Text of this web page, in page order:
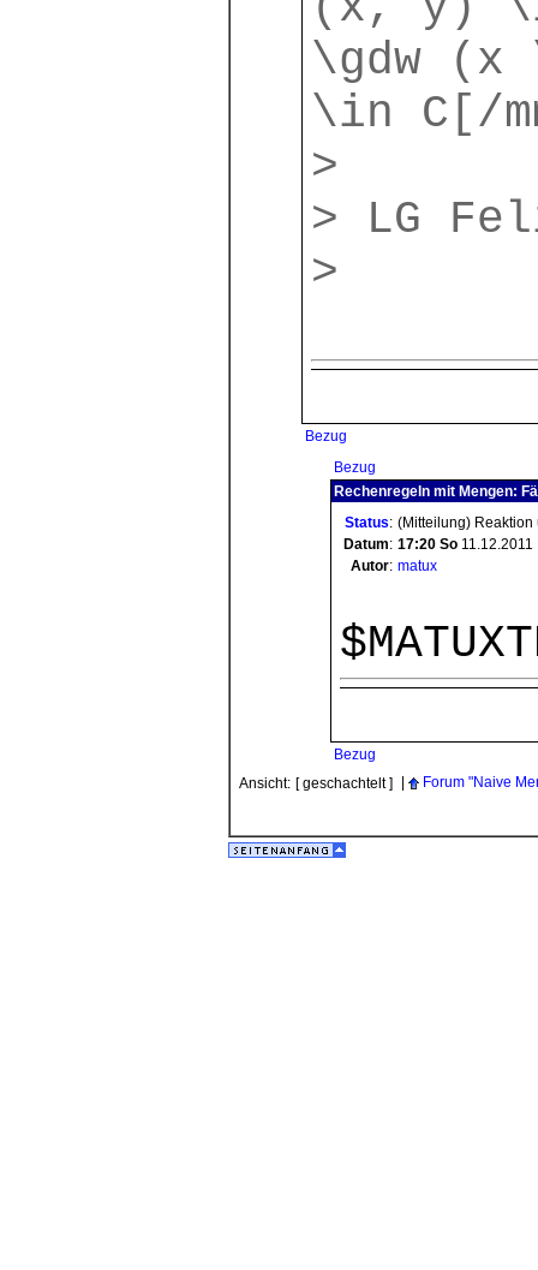
\gdw (x
\in C[/
>
> LG
>
Bezug
Bezug
Rechenregeln mit Mengen:
Status: (Mitteilung)
Datum: 17:20 So 11.12.2011
Autor: matux
Bezug
Ansicht: [ geschachtelt ] Forum "Naive